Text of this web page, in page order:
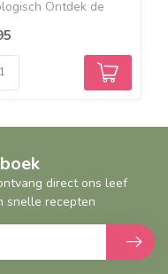
Ontdek de
direct ons leef
snelle recepten